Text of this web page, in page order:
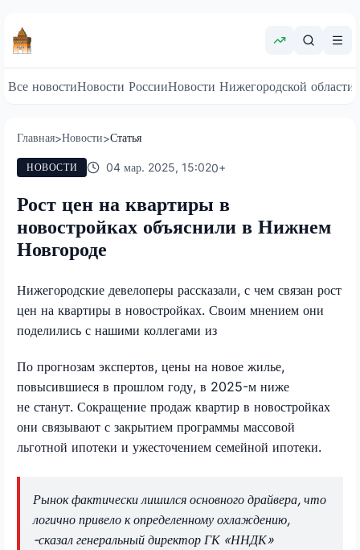
Все новостиНовости РоссииНовости Нижегородской области
Главная>Новости>Статья
НОВОСТИ 04 мар. 2025, 15:020+
Рост цен на квартиры в
новостройках объяснили в Нижнем
Новгороде
Нижегородские девелоперы рассказали, с чем связан рост
цен на квартиры в новостройках. Своим мнением они
поделились с нашими коллегами из
По прогнозам экспертов, цены на новое жилье,
повысившиеся в прошлом году, в 2025-м ниже
не станут. Сокращение продаж квартир в новостройках
они связывают с закрытием программы массовой
льготной ипотеки и ужесточением семейной ипотеки.
Рынок фактически лишился основного драйвера, что
логично привело к определенному охлаждению,
-сказал генеральный директор ГК «ННДК»